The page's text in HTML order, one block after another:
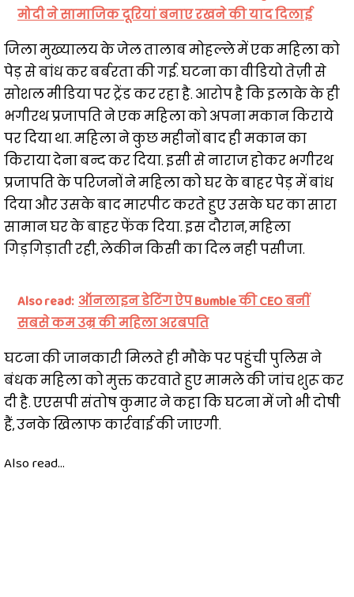
मोदी ने सामाजिक दूरियां बनाए रखने की याद दिलाई
जिला मुख्यालय के जेल तालाब मोहल्ले में एक महिला को
पेड़ से बांध कर बर्बरता की गई. घटना का वीडियो तेज़ी से
सोशल मीडिया पर ट्रेंड कर रहा है. आरोप है कि इलाके के ही
भगीरथ प्रजापति ने एक महिला को अपना मकान किराये
पर दिया था. महिला ने कुछ महीनों बाद ही मकान का
किराया देना बन्द कर दिया. इसी से नाराज होकर भगीरथ
प्रजापति के परिजनों ने महिला को घर के बाहर पेड़ में बांध
दिया और उसके बाद मारपीट करते हुए उसके घर का सारा
सामान घर के बाहर फेंक दिया. इस दौरान, महिला
गिड़गिड़ाती रही, लेकीन किसी का दिल नही पसीजा.
Also read: ऑनलाइन डेटिंग ऐप Bumble की CEO बनीं
सबसे कम उम्र की महिला अरबपति
घटना की जानकारी मिलते ही मौके पर पहुंची पुलिस ने
बंधक महिला को मुक्त करवाते हुए मामले की जांच शुरू कर
दी है. एएसपी संतोष कुमार ने कहा कि घटना में जो भी दोषी
हैं, उनके खिलाफ कार्रवाई की जाएगी.
Also read...